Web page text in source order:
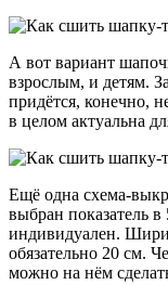
А вот вариант
взрослым, и детям.
придётся, конечно,
в целом актуальна
Ещё одна схема-
выбран показатель
индивидуален.
обязательно 20 см.
можно на нём